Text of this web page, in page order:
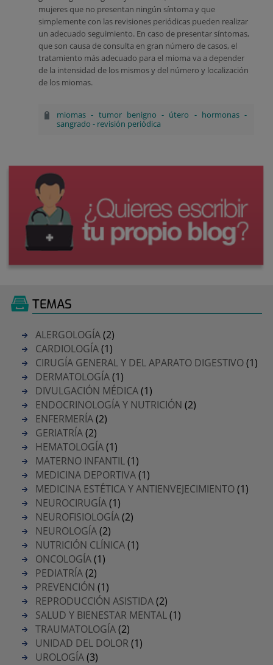
mujeres que no presentan ningún síntoma y que
simplemente con las revisiones periódicas pueden realizar
un adecuado seguimiento. En caso de presentar síntomas,
que son causa de consulta en gran número de casos, el
tratamiento más adecuado para el mioma va a depender
de la intensidad de los mismos y del número y localización
de los miomas.
miomas - tumor benigno - útero - hormonas-
sangrado - revisión periódica
TEMAS
ALERGOLOGÍA(2)
CARDIOLOGÍA(1)
CIRUGÍA GENERAL Y DEL APARATO DIGESTIVO(1)
DERMATOLOGÍA(1)
DIVULGACIÓN MÉDICA(1)
ENDOCRINOLOGÍA Y NUTRICIÓN (2)
ENFERMERÍA(2)
GERIATRÍA(2)
HEMATOLOGÍA(1)
MATERNO INFANTIL(1)
MEDICINA DEPORTIVA(1)
MEDICINA ESTÉTICA Y ANTIENVEJECIMIENTO(1)
NEUROCIRUGÍA(1)
NEUROFISIOLOGÍA(2)
NEUROLOGÍA(2)
NUTRICIÓN CLÍNICA(1)
ONCOLOGÍA(1)
PEDIATRÍA(2)
PREVENCIÓN (1)
REPRODUCCIÓN ASISTIDA(2)
SALUD Y BIENESTAR MENTAL(1)
TRAUMATOLOGÍA(2)
UNIDAD DEL DOLOR(1)
UROLOGÍA(3)